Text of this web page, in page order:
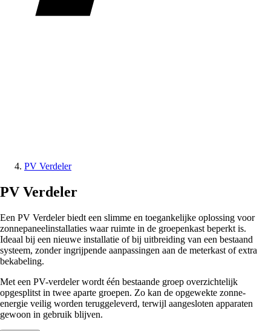
PV Verdeler
PV Verdeler
Een PV Verdeler biedt een slimme en toegankelijke oplossing voor
zonnepaneelinstallaties waar ruimte in de groepenkast beperkt is.
Ideaal bij een nieuwe installatie of bij uitbreiding van een bestaand
systeem, zonder ingrijpende aanpassingen aan de meterkast of extra
bekabeling.
Met een PV-verdeler wordt één bestaande groep overzichtelijk
opgesplitst in twee aparte groepen. Zo kan de opgewekte zonne-
energie veilig worden teruggeleverd, terwijl aangesloten apparaten
gewoon in gebruik blijven.